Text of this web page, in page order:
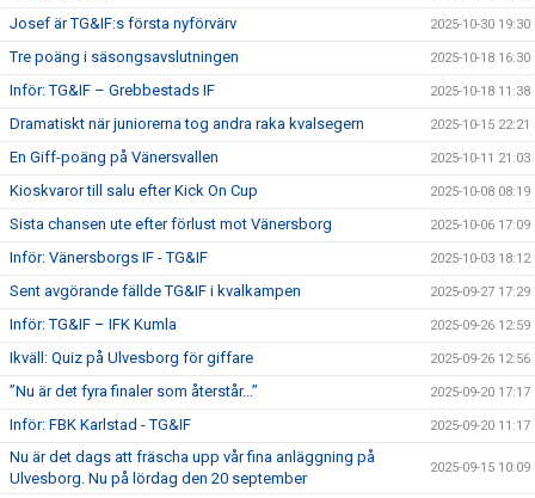
Josef är TG&IF:s första nyförvärv 2025-10-30 19:30
Tre poäng i säsongsavslutningen 2025-10-18 16:30
Inför: TG&IF – Grebbestads IF 2025-10-18 11:38
Dramatiskt när juniorerna tog andra raka kvalsegern 2025-10-15 22:21
En Giff-poäng på Vänersvallen 2025-10-11 21:03
Kioskvaror till salu efter Kick On Cup 2025-10-08 08:19
Sista chansen ute efter förlust mot Vänersborg 2025-10-06 17:09
Inför: Vänersborgs IF - TG&IF 2025-10-03 18:12
Sent avgörande fällde TG&IF i kvalkampen 2025-09-27 17:29
Inför: TG&IF – IFK Kumla 2025-09-26 12:59
Ikväll: Quiz på Ulvesborg för giffare 2025-09-26 12:56
”Nu är det fyra finaler som återstår...” 2025-09-20 17:17
Inför: FBK Karlstad - TG&IF 2025-09-20 11:17
Nu är det dags att fräscha upp vår fina anläggning på
Ulvesborg. Nu på lördag den 20 september
2025-09-15 10:09